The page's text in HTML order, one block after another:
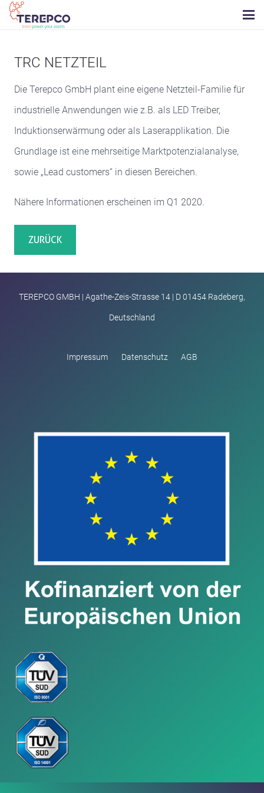
TRC NETZTEIL
Die Terepco GmbH plant eine eigene Netzteil-Familie für
industrielle Anwendungen wie z.B. als LED Treiber,
Induktionserwärmung oder als Laserapplikation. Die
Grundlage ist eine mehrseitige Marktpotenzialanalyse,
sowie „Lead customers“ in diesen Bereichen.
Nähere Informationen erscheinen im Q1 2020.
ZURÜCK
TEREPCO GMBH | Agathe-Zeis-Strasse 14 | D 01454 Radeberg,
Deutschland
Impressum Datenschutz AGB